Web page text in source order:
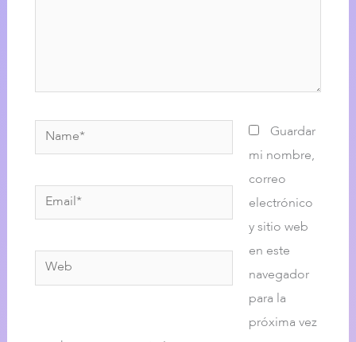
Name*
Email*
Web
Guardar
mi nombre,
correo
electrónico
y sitio web
en este
navegador
para la
próxima vez